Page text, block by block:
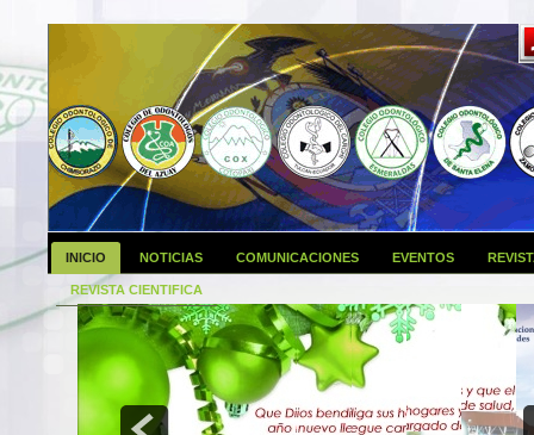
INICIO NOTICIAS COMUNICACIONES EVENTOS
REVISTA CIENTIFICA